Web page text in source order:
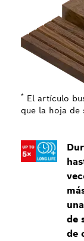
de
de
* El artículo
que la hoja de